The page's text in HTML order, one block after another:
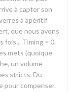
à capter son
à apéritif
que nous avons
fois... Timing = 0.
mets (quoique
un volume
stricts. Du
pour compenser.